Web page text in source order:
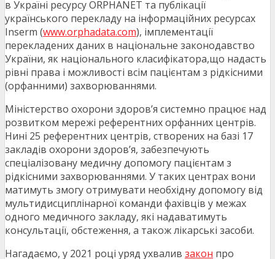
в Україні ресурсу ORPHANET та публікації
українського перекладу на інформаційних ресурсах
Inserm (www.orphadata.com), імплементації
перекладених даних в національне законодавство
України, як національного класифікатора,що надасть
рівні права і можливості всім пацієнтам з рідкісними
(орфанними) захворюваннями.
Міністерство охорони здоров’я системно працює над
розвитком мережі референтних орфанних центрів.
Нині 25 референтних центрів, створених на базі 17
закладів охорони здоров’я, забезпечують
спеціалізовану медичну допомогу пацієнтам з
рідкісними захворюваннями. У таких центрах вони
матимуть змогу отримувати необхідну допомогу від
мультидисциплінарної команди фахівців у межах
одного медичного закладу, які надаватимуть
консультації, обстеження, а також лікарські засоби.
Нагадаємо, у 2021 році уряд ухвалив закон про